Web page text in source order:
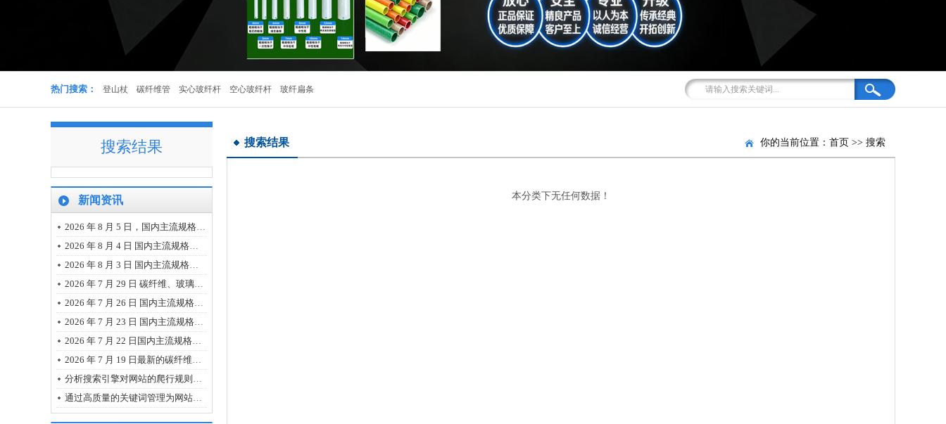
热门搜索： 登山杖 碳纤维管 实心玻纤杆 空心玻纤杆 玻纤扁条
搜索结果
新闻资讯
2026 年 8 月 5 日，国内主流规格碳纤维、玻璃纤维、树脂市场报价
2026 年 8 月 4 日 国内主流规格的碳纤维、玻璃纤维、树脂市场报价
2026 年 8 月 3 日 国内主流规格的碳纤维、玻璃纤维、树脂市场报价
2026 年 7 月 29 日 碳纤维、玻璃纤维、树脂主流规格最新市场报价
2026 年 7 月 26 日 国内主流规格的碳纤维、玻璃纤维、树脂市场报价
2026 年 7 月 23 日 国内主流规格的碳纤维、玻璃纤维、树脂市场报价
2026 年 7 月 22 日国内主流规格碳纤维、玻璃纤维、树脂的最新市场报价
2026 年 7 月 19 日最新的碳纤维、玻璃纤维、树脂主流规格市场报价
分析搜索引擎对网站的爬行规则有哪些方面？
通过高质量的关键词管理为网站获得更好的搜索引擎排名
多色登山杖可定制
碳纤维管
搜索结果 你的当前位置： 首页 >> 搜索
本分类下无任何数据！